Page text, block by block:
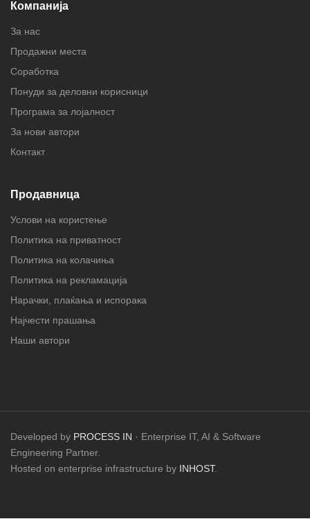
Компанија
За нас
Продажни места
Соработка
Понуди за деловни корисници
Програма за лојалност
За нови автори
Контакт
Продавница
Услови на користење
Политика на приватност
Политика на колачиња
Политика на рекламација
Нарачки, плаќања и испорака
Најчести прашања
Наши автори
Developed by PROCESS IN · Enterprise IT, AI & Software
Engineering Partner.
Hosted on enterprise infrastructure by INHOST.